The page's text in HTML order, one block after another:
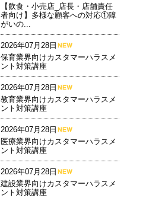
【飲食・小売店_店長・店舗責任
者向け】多様な顧客への対応①障
がいの...
2026年07月28日
保育業界向けカスタマーハラスメ
ント対策講座
2026年07月28日
教育業界向けカスタマーハラスメ
ント対策講座
2026年07月28日
医療業界向けカスタマーハラスメ
ント対策講座
2026年07月28日
建設業界向けカスタマーハラスメ
ント対策講座